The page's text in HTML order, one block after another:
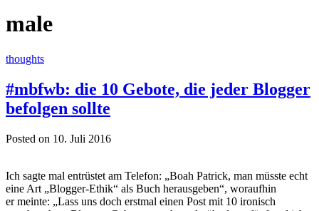
male
thoughts
#mbfwb: die 10 Gebote, die jeder Blogger
befolgen sollte
Posted on 10. Juli 2016
Ich sagte mal entrüstet am Telefon: „Boah Patrick, man müsste echt
eine Art „Blogger-Ethik“ als Buch herausgeben“, woraufhin
er meinte: „Lass uns doch erstmal einen Post mit 10 ironisch